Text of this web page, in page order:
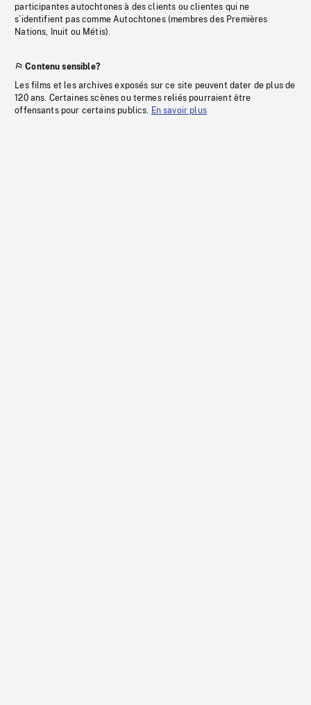
participantes autochtones à des clients ou clientes qui ne
s’identifient pas comme Autochtones (membres des Premières
Nations, Inuit ou Métis).
Contenu sensible?
Les films et les archives exposés sur ce site peuvent dater de plus de
120 ans. Certaines scènes ou termes reliés pourraient être
offensants pour certains publics. En savoir plus